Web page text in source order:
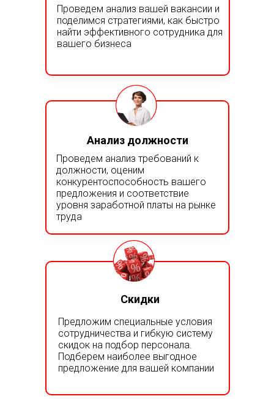
Проведем анализ вашей вакансии и
поделимся стратегиями, как быстро
найти эффективного сотрудника для
вашего бизнеса
Анализ должности
Проведем анализ требований к
должности, оценим
конкурентоспособность вашего
предложения и соответствие
уровня заработной платы на рынке
труда
Скидки
Предложим специальные условия
сотрудничества и гибкую систему
скидок на подбор персонала.
Подберем наиболее выгодное
предложение для вашей компании